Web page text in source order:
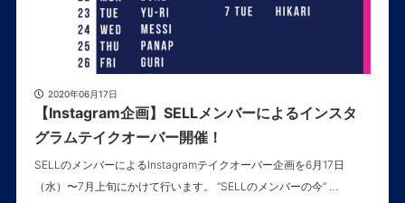
2020年06月17日
【Instagram企画】SELLメンバーによるインスタ
グラムテイクオーバー開催！
SELLのメンバーによるInstagramテイクオーバー企画を6月17日
（水）〜7月上旬にかけて行います。 “SELLのメンバーの今” …